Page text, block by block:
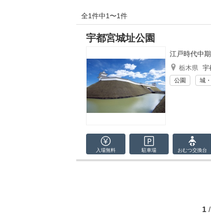
全1件中1〜1件
宇都宮城址公園
江戸時代中
栃木県 宇
公園 城
入場無料 駐車場 おむつ交換台
1